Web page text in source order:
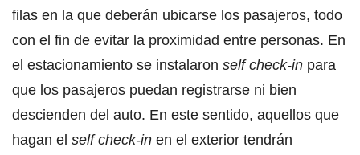
filas en la que deberán ubicarse los pasajeros, todo
con el fin de evitar la proximidad entre personas. En
el estacionamiento se instalaron self check-in para
que los pasajeros puedan registrarse ni bien
descienden del auto. En este sentido, aquellos que
hagan el self check-in en el exterior tendrán